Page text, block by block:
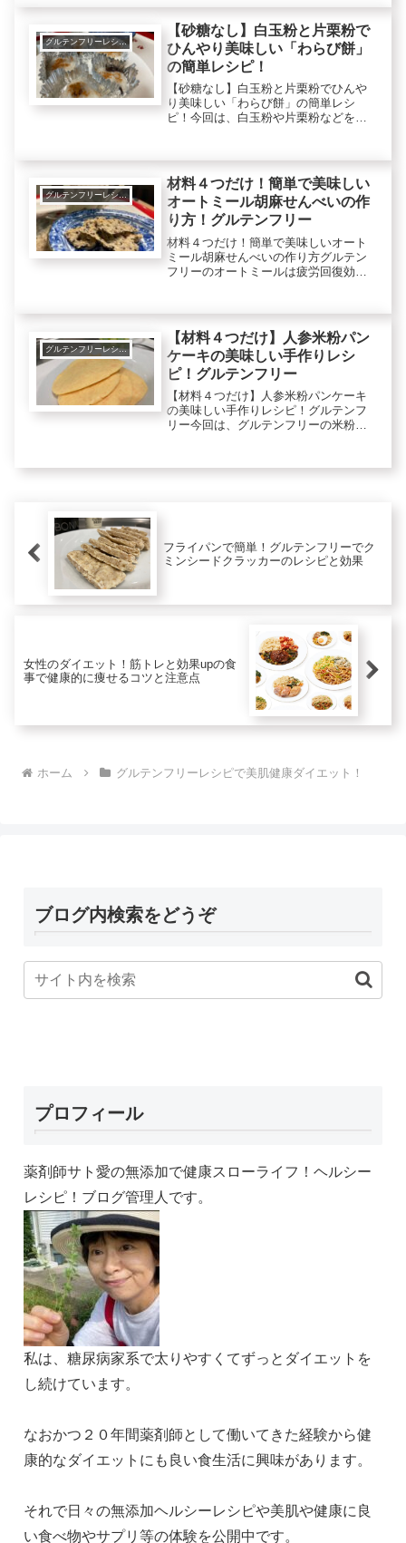
ウダーは、食物繊維が多いので腸内環
境の改善で便秘予防、ダイエット、美
肌に...
グルテンフリーレシピで美肌健康ダイエット！
【砂糖なし】白玉粉と片栗粉で
ひんやり美味しい「わらび餅」
の簡単レシピ！
【砂糖なし】白玉粉と片栗粉でひんや
り美味しい「わらび餅」の簡単レシ
ピ！今回は、白玉粉や片栗粉などを使
玉粉は、疲労回復効果があり、消化吸
収も良くなります。片栗粉は、消化に
良く...
グルテンフリーレシピで美肌健康ダイエット！
材料４つだけ！簡単で美味しい
オートミール胡麻せんべいの作
り方！グルテンフリー
材料４つだけ！簡単で美味しいオート
ミール胡麻せんべいの作り方グルテン
フリーのオートミールは疲労回復効
ミンで抗酸化作用や老化予防が期待で
きます。ですから、今回作るオートミ
ール...
グルテンフリーレシピで美肌健康ダイエット！
【材料４つだけ】人参米粉パン
ケーキの美味しい手作りレシ
ピ！グルテンフリー
【材料４つだけ】人参米粉パンケーキ
の美味しい手作りレシピ！グルテンフ
リー今回は、グルテンフリーの米粉を
テンが多いので抗酸化作用も高く、老
フライパンで簡単！グルテンフリーでク
ミンシードクラッカーのレシピと効果
女性のダイエット！筋トレと効果upの食
事で健康的に痩せるコツと注意点
ホーム グルテンフリーレシピで美肌健康ダイエット！
ブログ内検索をどうぞ
プロフィール
薬剤師サト愛の無添加で健康スローライフ！ヘルシー
レシピ！ブログ管理人です。
私は、糖尿病家系で太りやすくてずっとダイエットを
し続けています。
なおかつ２０年間薬剤師として働いてきた経験から健
康的なダイエットにも良い食生活に興味があります。
それで日々の無添加ヘルシーレシピや美肌や健康に良
い食べ物やサプリ等の体験を公開中です。